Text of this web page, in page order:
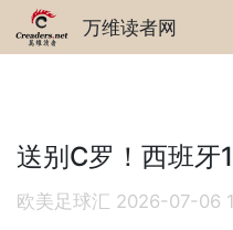
万维读者网
送别C罗！西班牙
欧美足球汇 2026-07-06